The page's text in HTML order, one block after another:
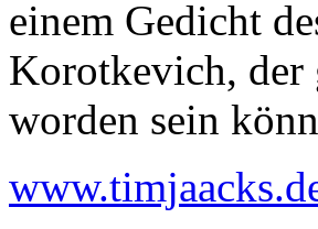
einem Gedicht
Korotkevich, der
worden sein